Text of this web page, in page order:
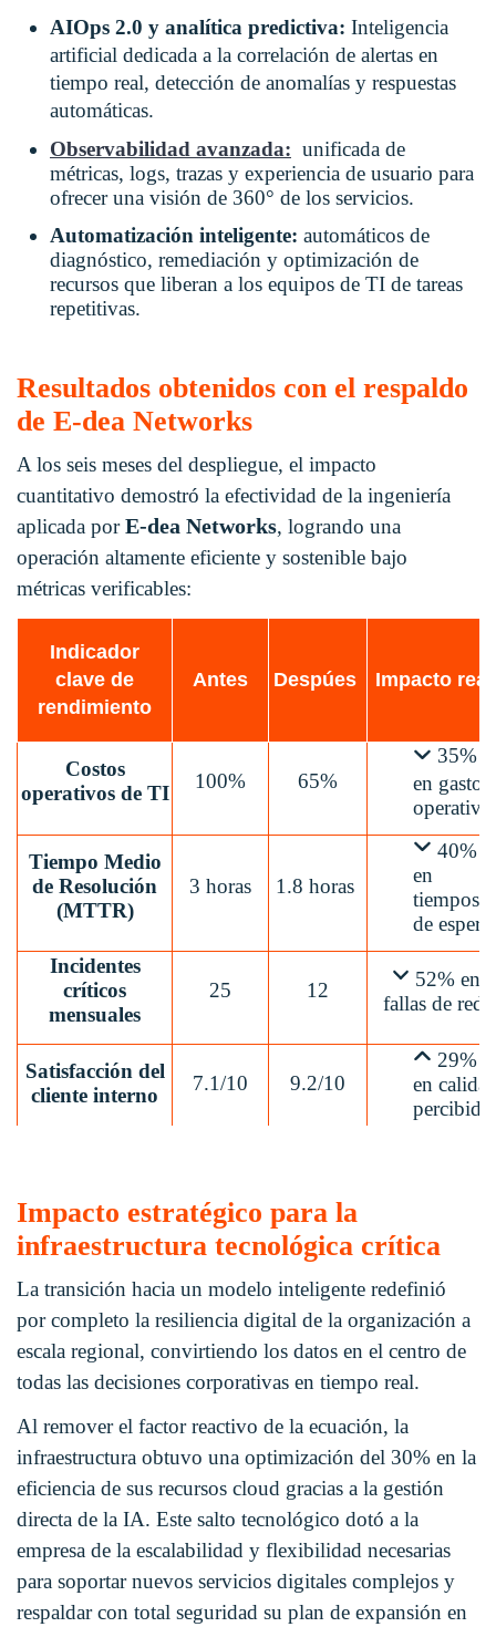
AIOps 2.0 y analítica predictiva: Inteligencia
artificial dedicada a la correlación de alertas en
tiempo real, detección de anomalías y respuestas
automáticas.
Observabilidad avanzada: unificada de
métricas, logs, trazas y experiencia de usuario para
ofrecer una visión de 360° de los servicios.
Automatización inteligente: automáticos de
diagnóstico, remediación y optimización de
recursos que liberan a los equipos de TI de tareas
repetitivas.
Resultados obtenidos con el respaldo
de E-dea Networks
A los seis meses del despliegue, el impacto
cuantitativo demostró la efectividad de la ingeniería
aplicada porE-dea Networks, logrando una
operación altamente eficiente y sostenible bajo
métricas verificables:
Indicador
clave de
rendimiento
Antes Despúes Impacto real
Costos
operativos de TI
100% 65%
35%
en gasto
Tiempo Medio
de Resolución
(MTTR)
3 horas 1.8 horas
40%
en
tiempos
de espera
Incidentes
críticos
mensuales
25 12
52% en
fallas de red
Satisfacción del
cliente interno
7.1/10 9.2/10
29%
en
percibida
Impacto estratégico para la
infraestructura tecnológica crítica
La transición hacia un modelo inteligente redefinió
por completo la resiliencia digital de la organización a
escala regional, convirtiendo los datos en el centro de
todas las decisiones corporativas en tiempo real.
Al remover el factor reactivo de la ecuación, la
infraestructura obtuvo una optimización del 30% en la
eficiencia de sus recursos cloud gracias a la gestión
directa de la IA. Este salto tecnológico dotó a la
empresa de la escalabilidad y flexibilidad necesarias
para soportar nuevos servicios digitales complejos y
respaldar con total seguridad su plan de expansión en